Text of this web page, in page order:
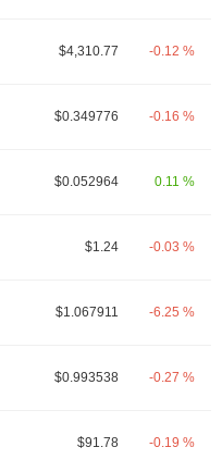
$4,310.77 -0.12 %
$0.349776 -0.16 %
$0.052964 0.11 %
$1.24 -0.03 %
$1.067911 -6.25 %
$0.993538 -0.27 %
$91.78 -0.19 %